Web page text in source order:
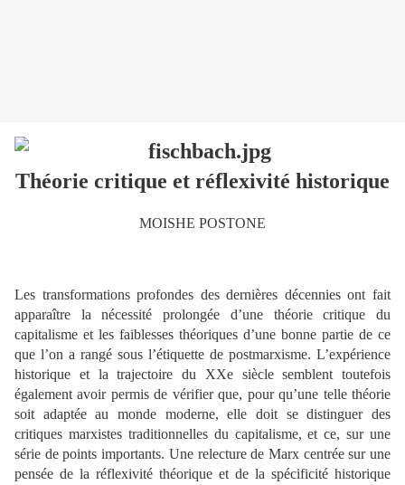
Théorie critique et réflexivité historique
MOISHE POSTONE
Les transformations profondes des dernières décennies ont fait
apparaître la nécessité prolongée d’une théorie critique du
capitalisme et les faiblesses théoriques d’une bonne partie de ce
que l’on a rangé sous l’étiquette de postmarxisme. L’expérience
historique et la trajectoire du XXe siècle semblent toutefois
également avoir permis de vérifier que, pour qu’une telle théorie
soit adaptée au monde moderne, elle doit se distinguer des
critiques marxistes traditionnelles du capitalisme, et ce, sur une
série de points importants. Une relecture de Marx centrée sur une
pensée de la réflexivité théorique et de la spécificité historique